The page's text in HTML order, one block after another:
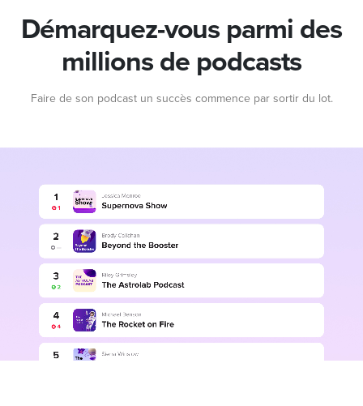
Démarquez-vous parmi des
millions de podcasts
Faire de son podcast un succès commence par sortir du lot.